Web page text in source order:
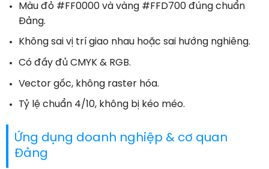
Màu đỏ #FF0000 và vàng #FFD700 đúng chuẩn
Đảng.
Không sai vị trí giao nhau hoặc sai hướng nghiêng.
Có đầy đủ CMYK & RGB.
Vector gốc, không raster hóa.
Tỷ lệ chuẩn 4/10, không bị kéo méo.
Ứng dụng doanh nghiệp & cơ quan
Đảng